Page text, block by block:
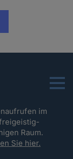
Menu
im
Raum.
Sie hier.